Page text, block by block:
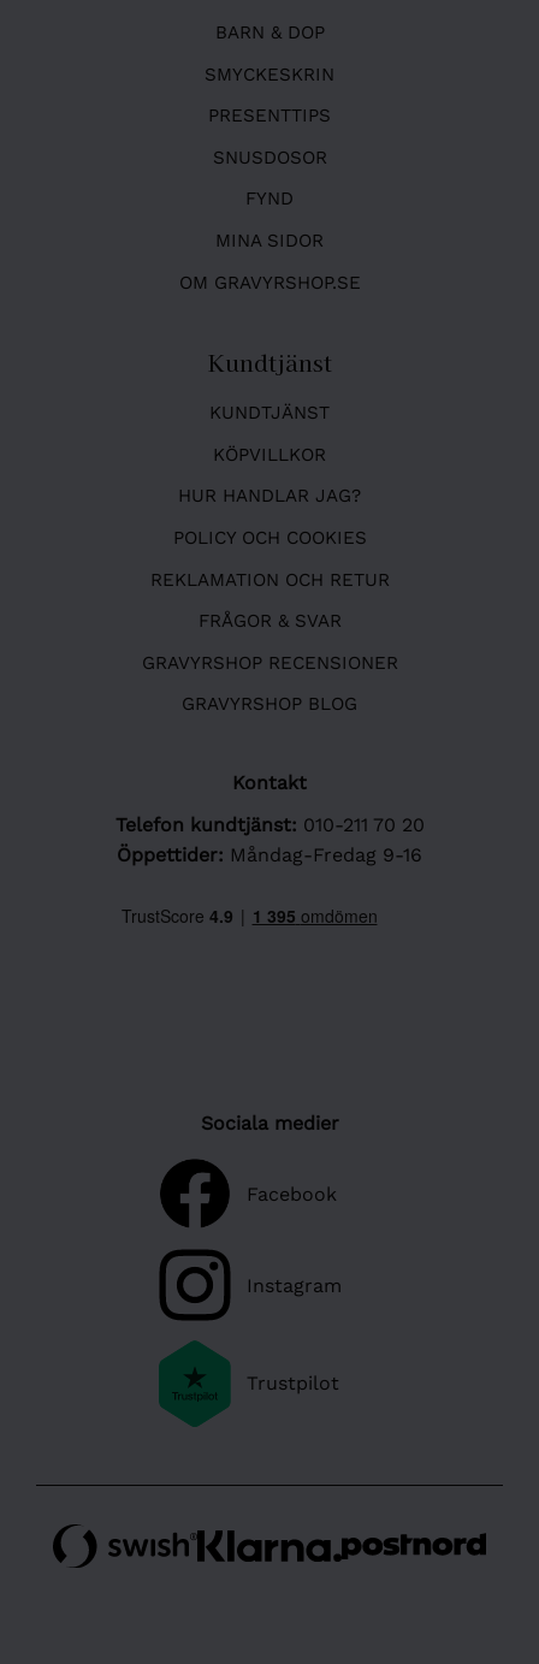
BARN & DOP
SMYCKESKRIN
PRESENTTIPS
SNUSDOSOR
FYND
MINA SIDOR
OM GRAVYRSHOP.SE
Kundtjänst
KUNDTJÄNST
KÖPVILLKOR
HUR HANDLAR JAG?
POLICY OCH COOKIES
REKLAMATION OCH RETUR
FRÅGOR & SVAR
GRAVYRSHOP RECENSIONER
GRAVYRSHOP BLOG
Kontakt
Telefon kundtjänst: 010-211 70 20
Öppettider: Måndag-Fredag 9-16
Sociala medier
Facebook
Instagram
Trustpilot